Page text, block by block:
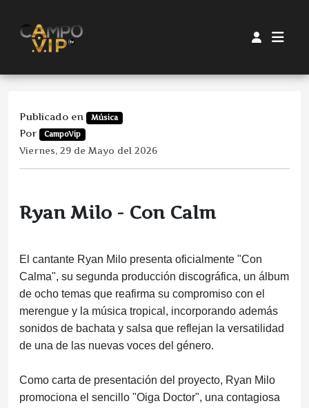
Publicado en Música
Por CampoVip
Viernes, 29 de Mayo del 2026
Ryan Milo - Con Calm
El cantante Ryan Milo presenta oficialmente "Con
Calma", su segunda producción discográfica, un álbum
de ocho temas que reafirma su compromiso con el
merengue y la música tropical, incorporando además
sonidos de bachata y salsa que reflejan la versatilidad
de una de las nuevas voces del género.
Como carta de presentación del proyecto, Ryan Milo
promociona el sencillo "Oiga Doctor", una contagiosa